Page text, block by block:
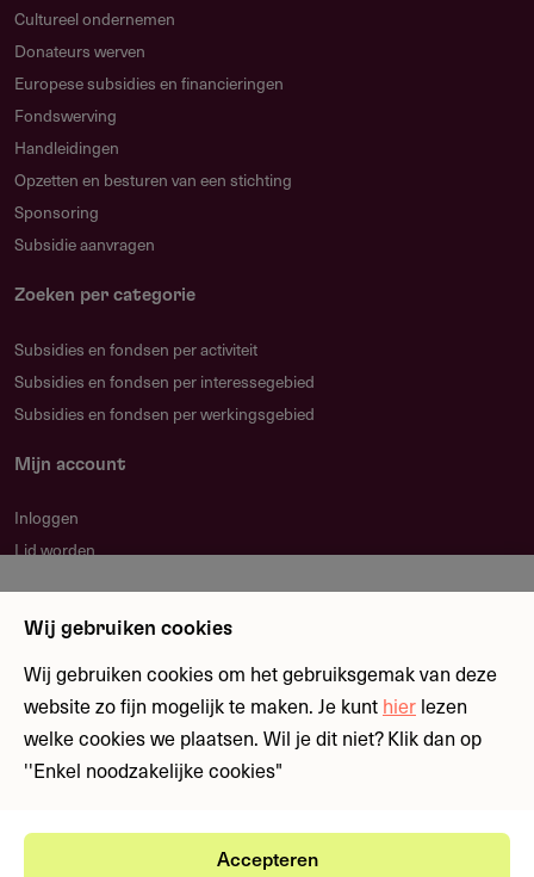
gebruiken?
Om volledig gebruik te maken van alle
functionaliteiten op dit platform, vragen we je om lid
te worden van de community.
Cultureel ondernemen
Donateurs werven
Europese subsidies en financieringen
Fondswerving
Handleidingen
Opzetten en besturen van een stichting
Sponsoring
Subsidie aanvragen
Zoeken per categorie
Subsidies en fondsen per activiteit
Subsidies en fondsen per interessegebied
Subsidies en fondsen per werkingsgebied
Mijn account
Inloggen
Lid worden
Blijf op de hoogte over nieuwe regelingen en
fondsen
Meld je aan
Wij gebruiken cookies
Wij gebruiken cookies om het gebruiksgemak van deze
website zo fijn mogelijk te maken. Je kunt hier lezen
welke cookies we plaatsen. Wil je dit niet? Klik dan op
''Enkel noodzakelijke cookies"
Accepteren